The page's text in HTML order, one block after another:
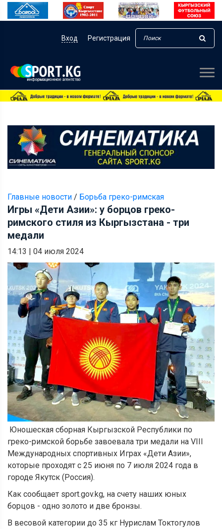
Вход Регистрация
Главные новости / Борьба греко-римская
Игры «Дети Азии»: у борцов греко-
римского стиля из Кыргызстана - три
медали
14:13 | 04 июля 2024
Юношеская сборная Кыргызской Республики по
греко-римской борьбе завоевала три медали на VIII
Международных спортивных Играх «Дети Азии»,
которые проходят с 25 июня по 7 июля 2024 года в
городе Якутск (Россия).
Как сообщает sport.gov.kg, на счету наших юных
борцов - одно золото и две бронзы.
В весовой категории до 35 кг Нурислам Токтогулов